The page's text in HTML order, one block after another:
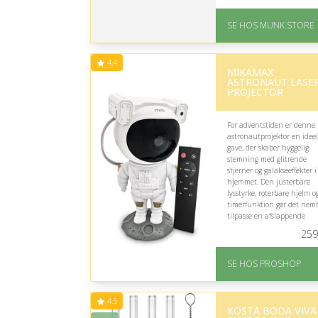
På lager
Levering: 1-2 dages
Nedsat: 50%
799 kr.)
SE HOS MUNK STORE
4.4
MIKAMAX
ASTRONAUT
PROJECTOR
For adventstiden er denne
astronautprojektor en ideel
gave, der skaber hyggelig
stemning med glitrende
stjerner og galakseeffekter i
hjemmet. Den justerbare
lysstyrke, roterbare hjelm
timerfunktion gør det
tilpasse en afslappende
På lager
259
SE HOS PROSHOP
4.5
KOSTA BODA VIVA